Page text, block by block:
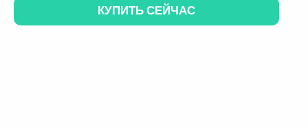
КУПИТЬ СЕЙЧАС